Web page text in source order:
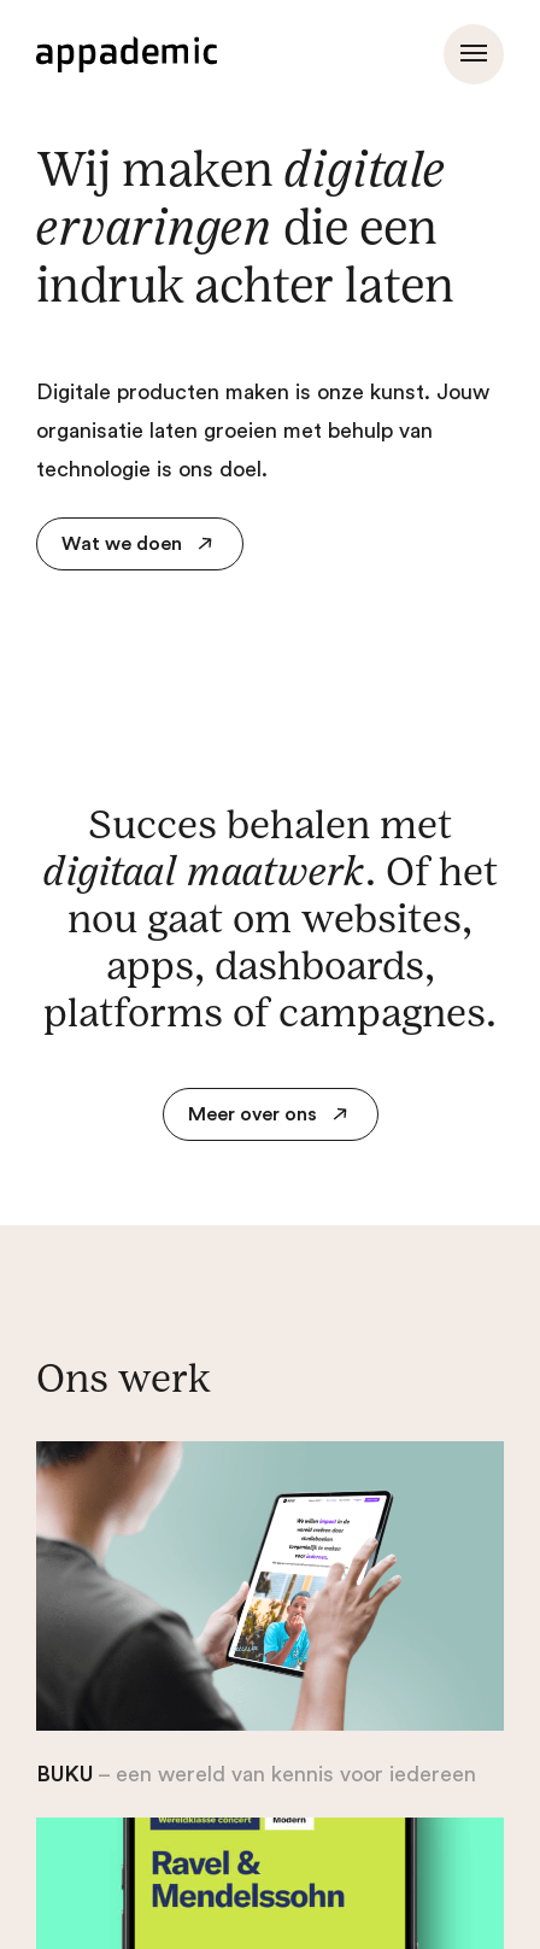
Wij maken digitale
ervaringen die een
indruk achter laten
Digitale producten maken is onze kunst. Jouw
organisatie laten groeien met behulp van
technologie is ons doel.
Wat we doen
Succes behalen met
digitaal maatwerk. Of het
nou gaat om websites,
apps, dashboards,
platforms of campagnes.
Meer over ons
Ons werk
BUKU – een wereld van kennis voor iedereen